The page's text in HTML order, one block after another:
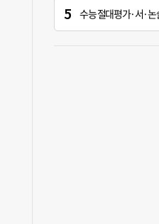
수능 절대평가·서·논술형 도입